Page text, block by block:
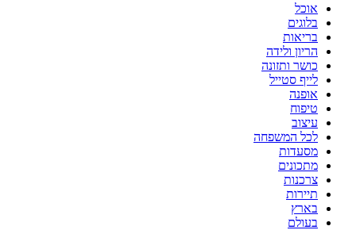
אוכל
בלוגים
בריאות
הריון ולידה
כושר ותזונה
לייף סטייל
אופנה
טיפוח
עיצוב
לכל המשפחה
מסעדות
מתכונים
צרכנות
תיירות
בארץ
בעולם